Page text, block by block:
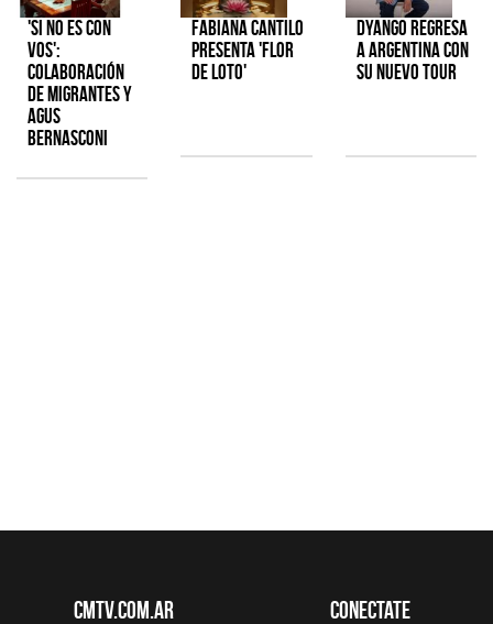
'Si No Es Con
Vos':
colaboración
de Migrantes y
Agus
Bernasconi
Fabiana Cantilo
presenta 'Flor
de Loto'
Dyango regresa
a Argentina con
su nuevo tour
CMTV.com.ar Conectate